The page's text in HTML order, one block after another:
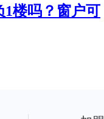
1楼吗？窗户可